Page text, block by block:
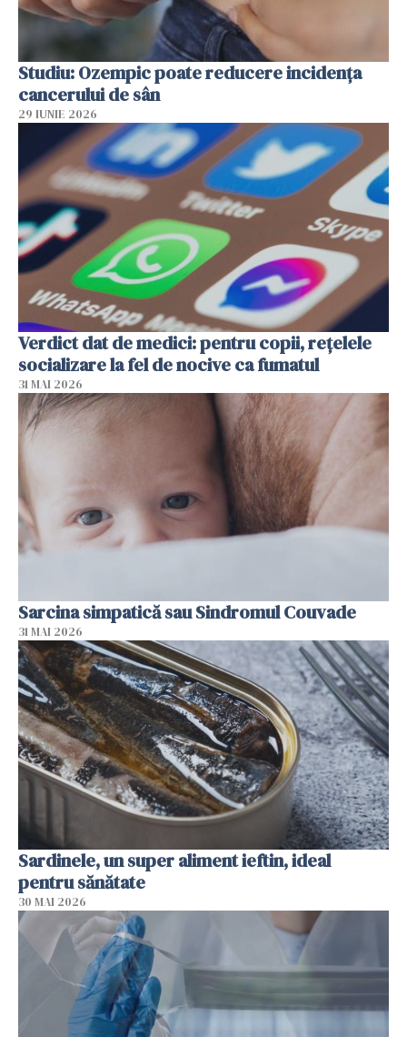
Studiu: Ozempic poate reducere incidența
cancerului de sân
29 IUNIE 2026
Verdict dat de medici: pentru copii, rețelele
socializare la fel de nocive ca fumatul
31 MAI 2026
Sarcina simpatică sau Sindromul Couvade
31 MAI 2026
Sardinele, un super aliment ieftin, ideal
pentru sănătate
30 MAI 2026